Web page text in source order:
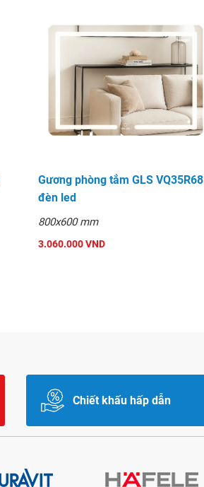
Gương phòng tắm GLS VQ35R68
đèn led
800x600 mm
3.060.000 VND
Chiết khấu hấp dẫn